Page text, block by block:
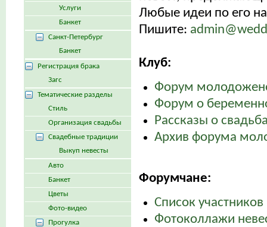
Любые идеи по его
Пишите:
Клуб:
Форум
Форум о
Рассказы о
Архив форума
Форумчане:
Список
Фотоколлажи
Услуги
Банкет
Санкт-Петербург
Банкет
Регистрация брака
Загс
Тематические разделы
Стиль
Организация свадьбы
Свадебные традиции
Выкуп невесты
Авто
Банкет
Цветы
Фото-видео
Прогулка